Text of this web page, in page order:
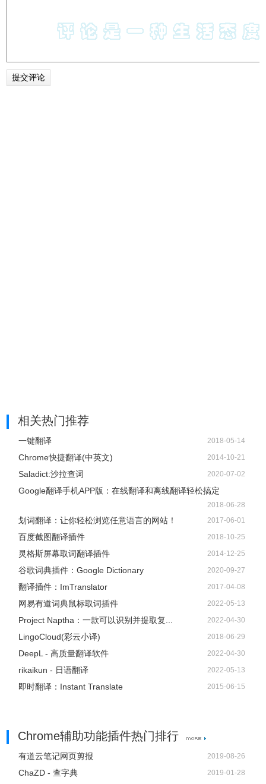
相关热门推荐
一键翻译 2018-05-14
Chrome快捷翻译(中英文) 2014-10-21
Saladict:沙拉查词 2020-07-02
Google翻译手机APP版：在线翻译和离线翻译轻松搞定
2018-06-28
划词翻译：让你轻松浏览任意语言的网站！ 2017-06-01
百度截图翻译插件 2018-10-25
灵格斯屏幕取词翻译插件 2014-12-25
谷歌词典插件：Google Dictionary 2020-09-27
翻译插件：ImTranslator 2017-04-08
网易有道词典鼠标取词插件 2022-05-13
Project Naptha：一款可以识别并提取复... 2022-04-30
LingoCloud(彩云小译) 2018-06-29
DeepL - 高质量翻译软件 2022-04-30
rikaikun - 日语翻译 2022-05-13
即时翻译：Instant Translate 2015-06-15
Chrome辅助功能插件热门排行
有道云笔记网页剪报 2019-08-26
ChaZD - 查字典 2019-01-28